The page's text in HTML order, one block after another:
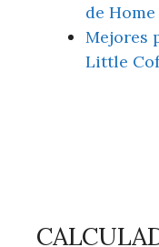
de
Mejores
Little